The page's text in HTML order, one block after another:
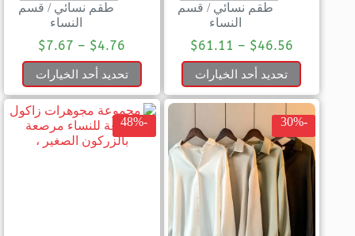
طقم نسائي / قسم
النساء
$46.56
–
$61.11
تحديد أحد الخيارات
طقم نسائي / قسم
النساء
$4.76
–
$7.67
تحديد أحد الخيارات
-30%
-48%